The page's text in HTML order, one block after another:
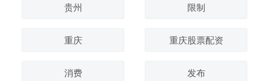
贵州 限制
重庆 重庆股票配资
消费 发布